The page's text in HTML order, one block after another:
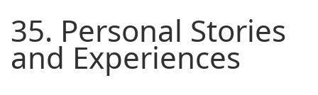
35. Personal Stories
and Experiences